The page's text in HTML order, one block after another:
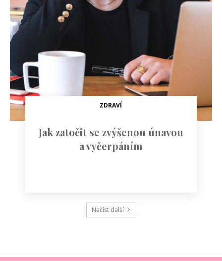
ZDRAVÍ
Jak zatočit se zvýšenou únavou
a vyčerpáním
Načíst další